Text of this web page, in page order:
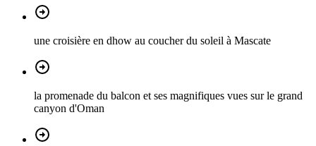
une croisière en dhow au coucher du soleil à Mascate
la promenade du balcon et ses magnifiques vues sur le grand
canyon d'Oman